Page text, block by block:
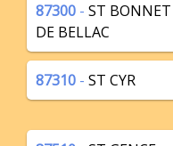
87300 - ST BONNET
DE BELLAC
87310 - ST CYR